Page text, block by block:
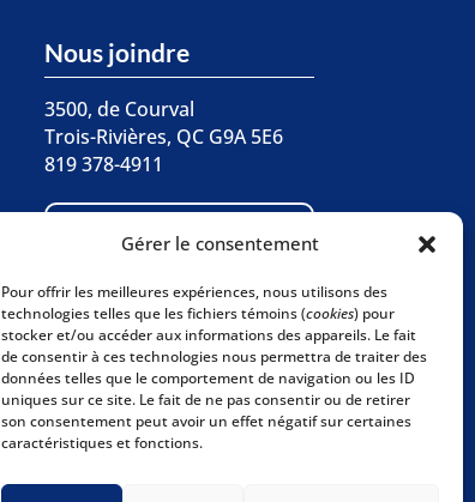
Gérer le consentement
Pour offrir les meilleures expériences, nous utilisons des
technologies telles que les fichiers témoins (cookies) pour
stocker et/ou accéder aux informations des appareils. Le fait
de consentir à ces technologies nous permettra de traiter des
données telles que le comportement de navigation ou les ID
uniques sur ce site. Le fait de ne pas consentir ou de retirer
son consentement peut avoir un effet négatif sur certaines
caractéristiques et fonctions.
Nous joindre
3500, de Courval
Trois-Rivières, QC G9A 5E6
819 378-4911
Écrivez-nous

Abonnez-vous à
l'infolettre